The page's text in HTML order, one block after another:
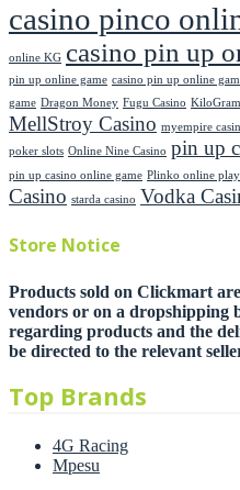
casino pinco
online KG casino pin up
pin up online game casino pin up online
game Dragon Money Fugu Casino
MellStroy Casino myempire
poker slots Online Nine Casino pin up
pin up casino online game Plinko online play
Casino starda casino Vodka
Store Notice
Products sold on Clickmart
vendors or on a dropshipping
regarding products and the
be directed to the relevant
Top Brands
4G Racing
Mpesu